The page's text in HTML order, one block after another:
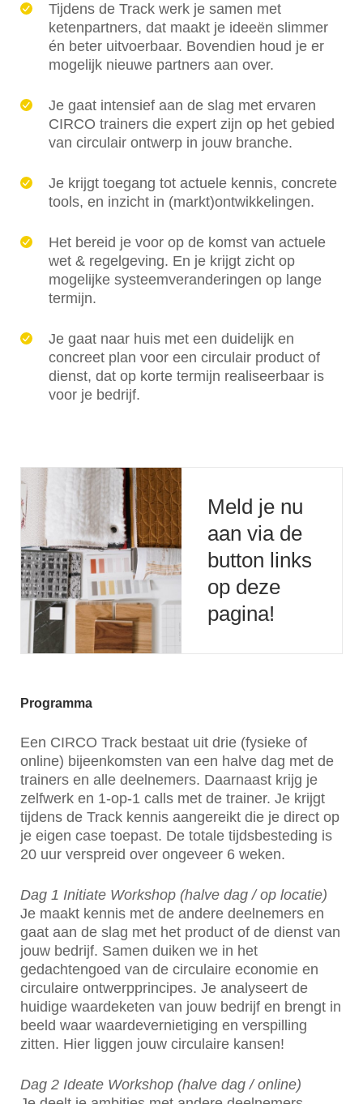
Tijdens de Track werk je samen met
ketenpartners, dat maakt je ideeën slimmer
én beter uitvoerbaar. Bovendien houd je er
mogelijk nieuwe partners aan over.
Je gaat intensief aan de slag met ervaren
CIRCO trainers die expert zijn op het gebied
van circulair ontwerp in jouw branche.
Je krijgt toegang tot actuele kennis, concrete
tools, en inzicht in (markt)ontwikkelingen.
Het bereid je voor op de komst van actuele
wet & regelgeving. En je krijgt zicht op
mogelijke systeemveranderingen op lange
termijn.
Je gaat naar huis met een duidelijk en
concreet plan voor een circulair product of
dienst, dat op korte termijn realiseerbaar is
voor je bedrijf.
Meld je nu
aan via de
button links
op deze
pagina!
Programma
Een CIRCO Track bestaat uit drie (fysieke of
online) bijeenkomsten van een halve dag met de
trainers en alle deelnemers. Daarnaast krijg je
zelfwerk en 1-op-1 calls met de trainer. Je krijgt
tijdens de Track kennis aangereikt die je direct op
je eigen case toepast. De totale tijdsbesteding is
20 uur verspreid over ongeveer 6 weken.
Dag 1 Initiate Workshop (halve dag / op locatie)
Je maakt kennis met de andere deelnemers en
gaat aan de slag met het product of de dienst van
jouw bedrijf. Samen duiken we in het
gedachtengoed van de circulaire economie en
circulaire ontwerpprincipes. Je analyseert de
huidige waardeketen van jouw bedrijf en brengt in
beeld waar waardevernietiging en verspilling
zitten. Hier liggen jouw circulaire kansen!
Dag 2 Ideate Workshop (halve dag / online)